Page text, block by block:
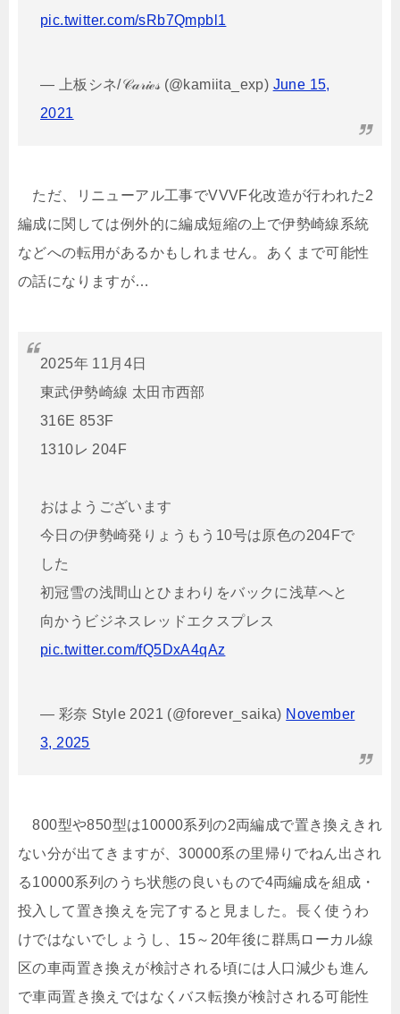
pic.twitter.com/sRb7Qmpbl1
— 上板シネ/𝒞𝒶𝓇𝒾ℯ𝓈 (@kamiita_exp) June 15,
2021
ただ、リニューアル工事でVVVF化改造が行われた2
編成に関しては例外的に編成短縮の上で伊勢崎線系統
などへの転用があるかもしれません。あくまで可能性
の話になりますが…
2025年 11月4日
東武伊勢崎線 太田市西部
316E 853F
1310レ 204F
おはようございます
今日の伊勢崎発りょうもう10号は原色の204Fで
した
初冠雪の浅間山とひまわりをバックに浅草へと
向かうビジネスレッドエクスプレス
pic.twitter.com/fQ5DxA4qAz
— 彩奈 Style 2021 (@forever_saika) November
3, 2025
800型や850型は10000系列の2両編成で置き換えきれ
ない分が出てきますが、30000系の里帰りでねん出され
る10000系列のうち状態の良いもので4両編成を組成・
投入して置き換えを完了すると見ました。長く使うわ
けではないでしょうし、15～20年後に群馬ローカル線
区の車両置き換えが検討される頃には人口減少も進ん
で車両置き換えではなくバス転換が検討される可能性